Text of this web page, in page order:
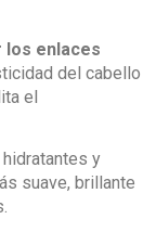
enlaces
del cabello
el
y
suave, brillante